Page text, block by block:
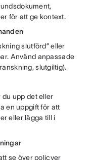
för att ge kontext.
slutförd” eller
Använd anpassade
slutgiltig).
upp det eller
en uppgift för att
eller lägga till i
se över policyer